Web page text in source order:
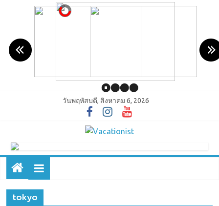
วันพฤหัสบดี, สิงหาคม 6, 2026
tokyo